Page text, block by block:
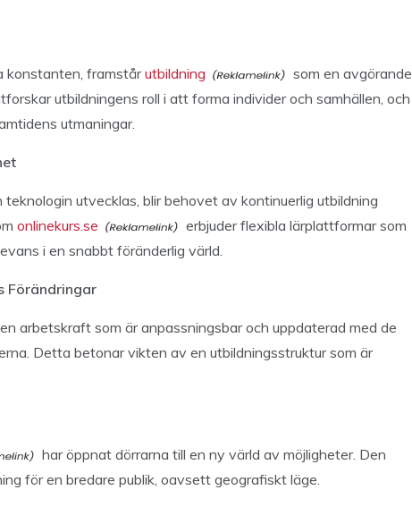
konstanten, framstårutbildning
som en avgörande
utbildningens roll i att forma individer och samhällen, och
utmaningar.
utvecklas, blir behovet av kontinuerlig utbildning
onlinekurs.se
erbjuder flexibla lärplattformar som
i en snabbt föränderlig värld.
Förändringar
arbetskraft som är anpassningsbar och uppdaterad med de
Detta betonar vikten av en utbildningsstruktur som är
har öppnat dörrarna till en ny värld av möjligheter. Den
för en bredare publik, oavsett geografiskt läge.